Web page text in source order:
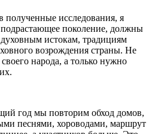
исследования, я
поколение, должны
духовным истокам, традициям
возрождения страны. Не
народа, а только нужно
год мы повторим обход домов,
песнями, хороводами, маршрут